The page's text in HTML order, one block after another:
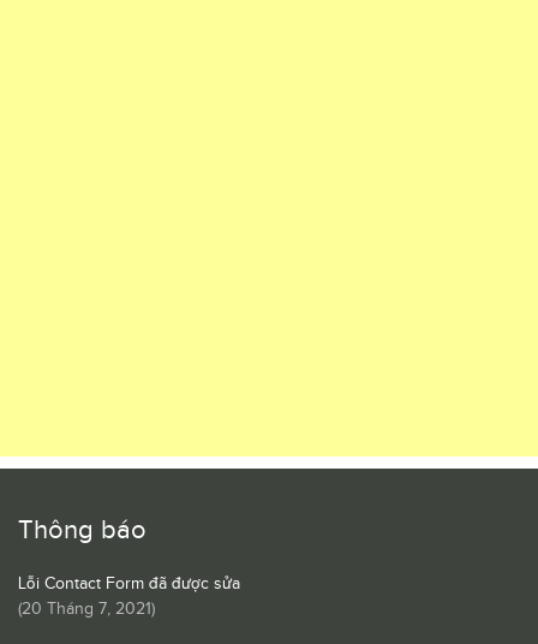
Thông báo
Lỗi Contact Form đã được sửa
(20 Tháng 7, 2021)